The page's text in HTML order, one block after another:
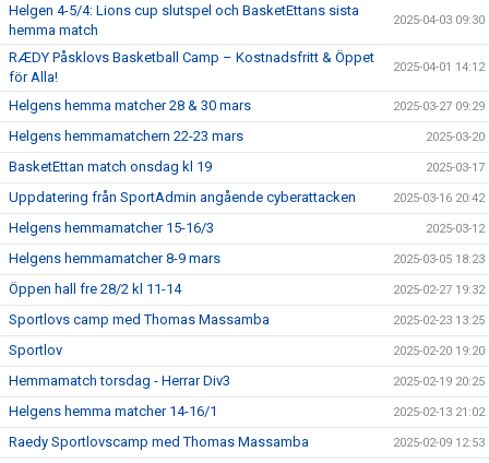
Helgen 4-5/4: Lions cup slutspel och BasketEttans sista
hemma match
2025-04-03 09:30
RÆDY Påsklovs Basketball Camp – Kostnadsfritt & Öppet
för Alla!
2025-04-01 14:12
Helgens hemma matcher 28 & 30 mars 2025-03-27 09:29
Helgens hemmamatchern 22-23 mars 2025-03-20
BasketEttan match onsdag kl 19 2025-03-17
Uppdatering från SportAdmin angående cyberattacken 2025-03-16 20:42
Helgens hemmamatcher 15-16/3 2025-03-12
Helgens hemmamatcher 8-9 mars 2025-03-05 18:23
Öppen hall fre 28/2 kl 11-14 2025-02-27 19:32
Sportlovs camp med Thomas Massamba 2025-02-23 13:25
Sportlov 2025-02-20 19:20
Hemmamatch torsdag - Herrar Div3 2025-02-19 20:25
Helgens hemma matcher 14-16/1 2025-02-13 21:02
Raedy Sportlovscamp med Thomas Massamba 2025-02-09 12:53